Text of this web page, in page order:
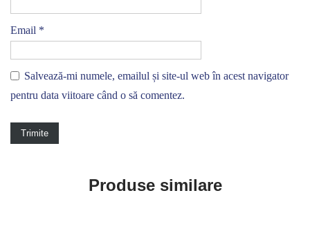
Email *
Salvează-mi numele, emailul și site-ul web în acest navigator
pentru data viitoare când o să comentez.
Produse similare